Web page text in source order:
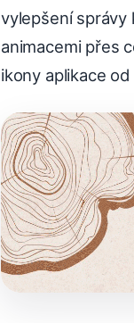
vylepšení správy
animacemi přes
ikony aplikace